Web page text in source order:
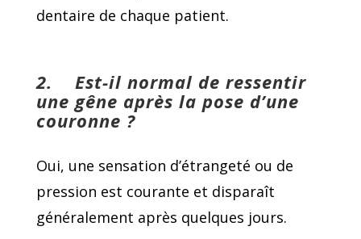
dentaire de chaque patient.
2. Est-il normal de ressentir
une gêne après la pose d’une
couronne ?
Oui, une sensation d’étrangeté ou de
pression est courante et disparaît
généralement après quelques jours.